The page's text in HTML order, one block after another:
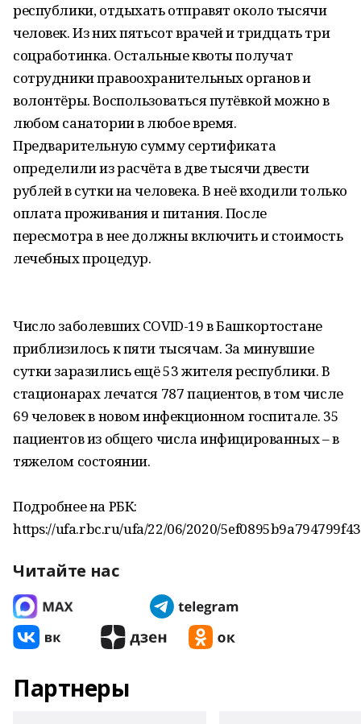
республики, отдыхать отправят около тысячи
человек. Из них пятьсот врачей и тридцать три
соцработинка. Остальные квоты получат
сотрудники правоохранительных органов и
волонтёры. Воспользоваться путёвкой можно в
любом санатории в любое время.
Предварительную сумму сертификата
определили из расчёта в две тысячи двести
рублей в сутки на человека. В неё входили только
оплата проживания и питания. После
пересмотра в нее должны включить и стоимость
лечебных процедур.
Число заболевших COVID-19 в Башкортостане
приблизилось к пяти тысячам. За минувшие
сутки заразились ещё 53 жителя республики. В
стационарах лечатся 787 пациентов, в том числе
69 человек в новом инфекционном госпитале. 35
пациентов из общего числа инфицированных – в
тяжелом состоянии.
Подробнее на РБК:
https://ufa.rbc.ru/ufa/22/06/2020/
Читайте нас
Партнеры